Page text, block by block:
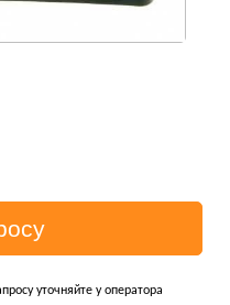
уточняйте у оператора